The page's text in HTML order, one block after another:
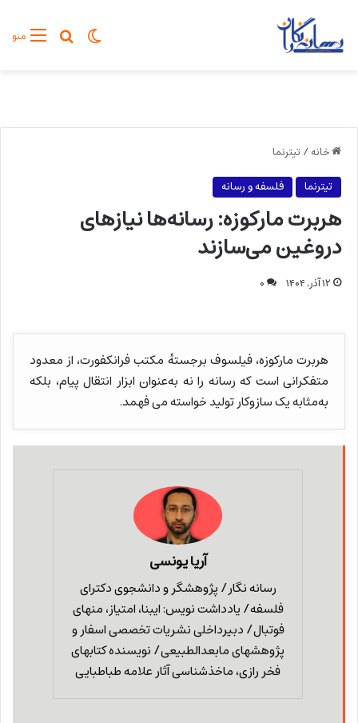
منوجستجو
تغییر پوسته
خانه/تیترنما
تیترنما
فلسفه و رسانه
هربرت مارکوزه: رسانه‌ها نیازهای
دروغین می‌سازند
۱۲ آذر, ۱۴۰۴ ۰
هربرت مارکوزه، فیلسوف برجستهٔ مکتب فرانکفورت، از معدود
متفکرانی است که رسانه را نه به‌عنوان ابزار انتقال پیام، بلکه
به‌مثابه یک سازوکار تولید خواسته می فهمد.
آریا یونسی
رسانه نگار/ پژوهشگر و دانشجوی دکترای
فلسفه/ یادداشت نویس: ایبنا، امتیاز، منهای
فوتبال/ دبیرداخلی نشریات تخصصی اسفار و
پژوهشهای مابعدالطبیعی/ نویسنده کتابهای
فخر رازی، ماخذشناسی آثار علامه طباطبایی